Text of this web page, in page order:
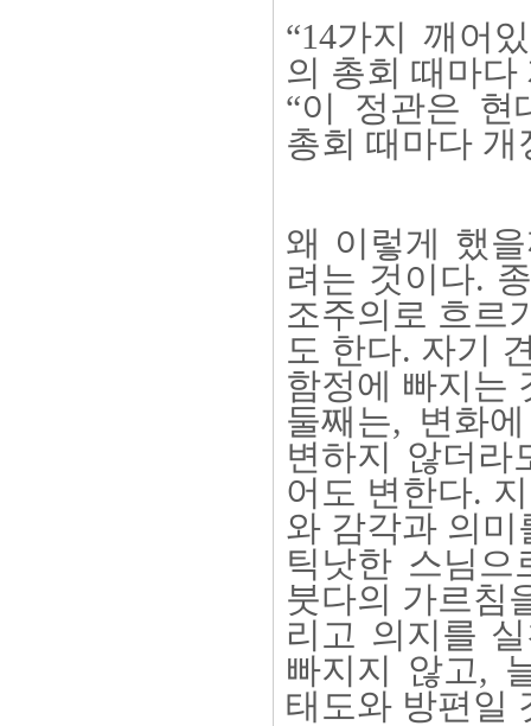
“14가지 깨어
의 총회 때마다
“이 정관은 현
총회 때마다 개
왜 이렇게 했
려는 것이다.
조주의로 흐르
도 한다. 자기
함정에 빠지는
둘째는, 변화
변하지 않더라
어도 변한다.
와 감각과 의미
틱낫한 스님
붓다의 가르침
리고 의지를
빠지지 않고,
태도와 방편일